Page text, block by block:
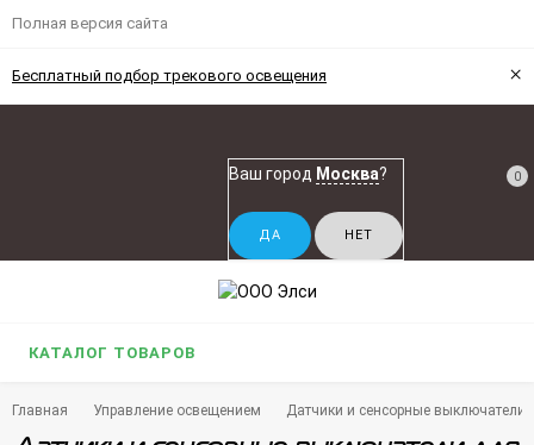
Полная версия сайта
Бесплатный подбор трекового освещения ×
Ваш город Москва? 0
КАТАЛОГ ТОВАРОВ
Главная Управление освещением Датчики и сенсорные выключатели